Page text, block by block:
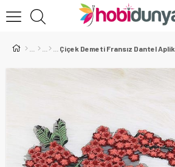
Çiçek Demeti Fransız Dantel Aplik